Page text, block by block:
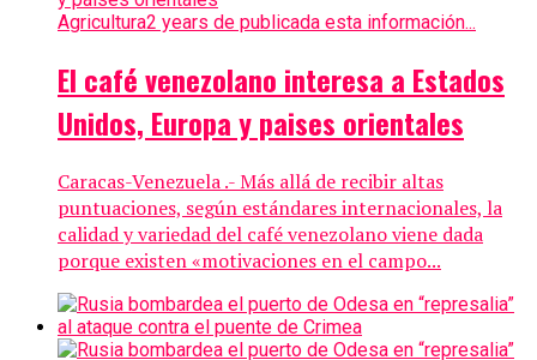
Agricultura2 years de publicada esta información...
El café venezolano interesa a Estados
Unidos, Europa y paises orientales
Caracas-Venezuela .- Más allá de recibir altas
puntuaciones, según estándares internacionales, la
calidad y variedad del café venezolano viene dada
porque existen «motivaciones en el campo...